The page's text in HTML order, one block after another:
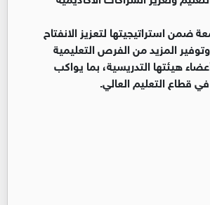
ضمن استراتيجيتها لتعزيز الانفتاح
المزيد من الفرص التعليمية
هيئتها التدريسية، بما يواكب
قطاع التعليم العالي.